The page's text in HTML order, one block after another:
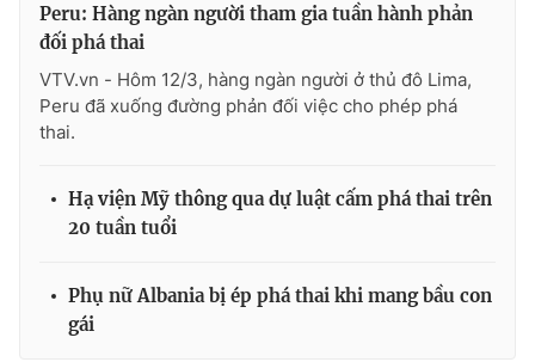
Thị trường 24h
VTV4 Vươn mình bằng AI
VTV9 VTV8
Peru: Hàng ngàn người tham gia tuần hành phản
đối phá thai
VTV.vn - Hôm 12/3, hàng ngàn người ở thủ đô Lima,
Peru đã xuống đường phản đối việc cho phép phá
thai.
Hạ viện Mỹ thông qua dự luật cấm phá thai trên
20 tuần tuổi
Phụ nữ Albania bị ép phá thai khi mang bầu con
gái